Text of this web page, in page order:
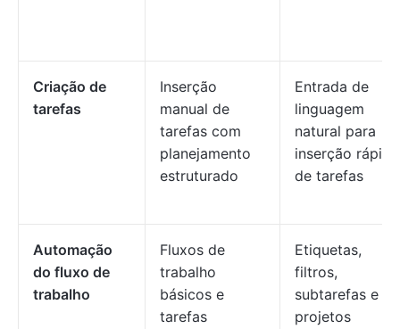
Criação de
tarefas
Inserção
manual de
tarefas com
planejamento
estruturado
Entrada de
linguagem
natural para
inserção rápida
de tarefas
Automação
do fluxo de
trabalho
Fluxos de
trabalho
básicos e
tarefas
Etiquetas,
filtros,
subtarefas e
projetos